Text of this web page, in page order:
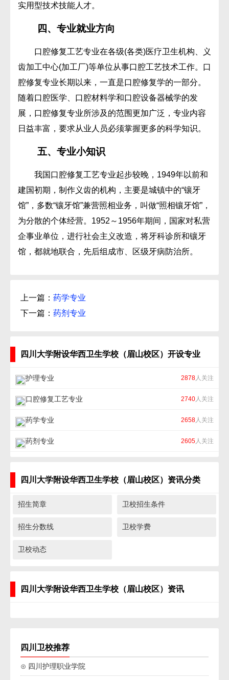
实用型技术技能人才。
四、专业就业方向
口腔修复工艺专业在各级(各类)医疗卫生机构、义
齿加工中心(加工厂)等单位从事口腔工艺技术工作。口
腔修复专业长期以来，一直是口腔修复学的一部分。
随着口腔医学、口腔材料学和口腔设备器械学的发
展，口腔修复专业所涉及的范围更加广泛，专业内容
日益丰富，要求从业人员必须掌握更多的科学知识。
五、专业小知识
我国口腔修复工艺专业起步较晚，1949年以前和
建国初期，制作义齿的机构，主要是城镇中的“镶牙
馆”，多数“镶牙馆”兼营照相业务，叫做“照相镶牙馆”，
为分散的个体经营。1952～1956年期间，国家对私营
企事业单位，进行社会主义改造，将牙科诊所和镶牙
馆，都就地联合，先后组成市、区级牙病防治所。
上一篇： 药学专业
下一篇： 药剂专业
四川大学附设华西卫生学校（眉山校区）开设专业
护理专业 2878人关注
口腔修复工艺专业 2740人关注
药学专业 2658人关注
药剂专业 2605人关注
四川大学附设华西卫生学校（眉山校区）资讯分类
招生简章 卫校招生条件
招生分数线 卫校学费
卫校动态
四川大学附设华西卫生学校（眉山校区）资讯
四川卫校推荐
⊙ 四川护理职业学院